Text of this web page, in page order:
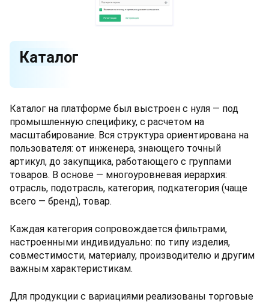
Каталог
Каталог на платформе был выстроен с нуля — под
промышленную специфику, с расчетом на
масштабирование. Вся структура ориентирована на
пользователя: от инженера, знающего точный
артикул, до закупщика, работающего с группами
товаров. В основе — многоуровневая иерархия:
отрасль, подотрасль, категория, подкатегория (чаще
всего — бренд), товар.
Каждая категория сопровождается фильтрами,
настроенными индивидуально: по типу изделия,
совместимости, материалу, производителю и другим
важным характеристикам.
Для продукции с вариациями реализованы торговые